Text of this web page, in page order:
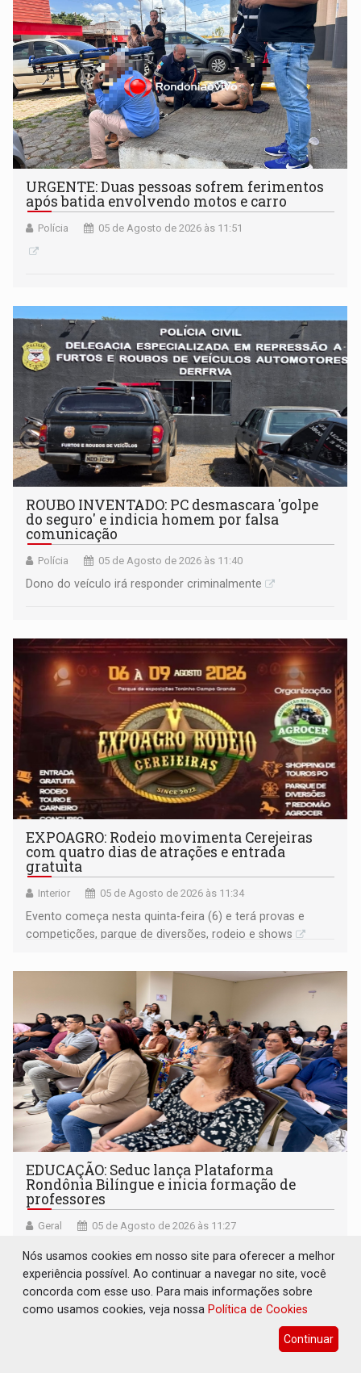
URGENTE: Duas pessoas sofrem ferimentos
após batida envolvendo motos e carro
Polícia 05 de Agosto de 2026 às 11:51
ROUBO INVENTADO: PC desmascara 'golpe
do seguro' e indicia homem por falsa
comunicação
Polícia 05 de Agosto de 2026 às 11:40
Dono do veículo irá responder criminalmente
EXPOAGRO: Rodeio movimenta Cerejeiras
com quatro dias de atrações e entrada
gratuita
Interior 05 de Agosto de 2026 às 11:34
Evento começa nesta quinta-feira (6) e terá provas e
competições, parque de diversões, rodeio e shows
EDUCAÇÃO: Seduc lança Plataforma
Rondônia Bilíngue e inicia formação de
professores
Geral 05 de Agosto de 2026 às 11:27
Ferramenta amplia o ensino de Inglês e Espanhol na rede
estadual e começa a ser implantada com capacitação de
docentes em todas as regionais de educação
Nós usamos cookies em nosso site para oferecer a melhor
experiência possível. Ao continuar a navegar no site, você
concorda com esse uso. Para mais informações sobre
como usamos cookies, veja nossa Política de Cookies
Continuar